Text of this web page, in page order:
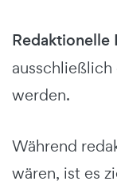
Redaktionelle
werden.
Während
wären, ist es